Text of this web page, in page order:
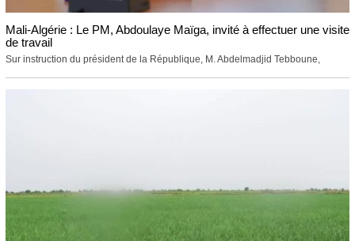
Mali-Algérie : Le PM, Abdoulaye Maïga, invité à effectuer une visite
de travail
Sur instruction du président de la République, M. Abdelmadjid Tebboune,